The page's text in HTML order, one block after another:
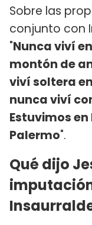
Sobre las
conjunto con
"Nunca viví
montón de
viví soltera
nunca viví
Estuvimos en
Palermo".
Qué dijo